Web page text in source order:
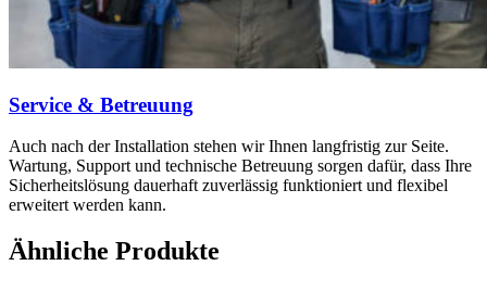
Service & Betreuung
Auch nach der Installation stehen wir Ihnen langfristig zur Seite.
Wartung, Support und technische Betreuung sorgen dafür, dass Ihre
Sicherheitslösung dauerhaft zuverlässig funktioniert und flexibel
erweitert werden kann.
Ähnliche Produkte